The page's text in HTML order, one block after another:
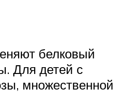
белковый
Для детей с
множественной